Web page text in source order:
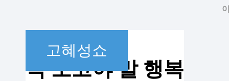
고혜성쇼
꼭 오고야 말 행복